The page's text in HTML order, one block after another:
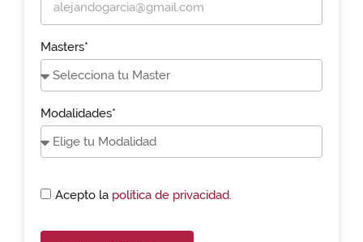
Masters*
Modalidades*
Acepto la política de privacidad.